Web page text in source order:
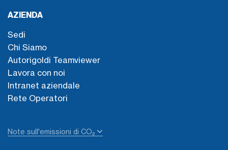
AZIENDA
Sedi
Chi Siamo
Autorigoldi Teamviewer
Lavora con noi
Intranet aziendale
Rete Operatori
Note sull'emissioni di CO₂